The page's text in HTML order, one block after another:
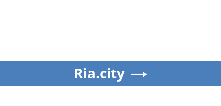
Ria.city